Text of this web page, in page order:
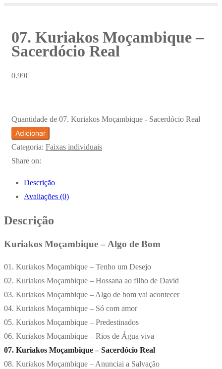
07. Kuriakos Moçambique –
Sacerdócio Real
0.99€
Quantidade de 07. Kuriakos Moçambique - Sacerdócio Real
Adicionar
Categoria: Faixas individuais
Share on:
Descrição
Avaliações (0)
Descrição
Kuriakos Moçambique – Algo de Bom
01. Kuriakos Moçambique – Tenho um Desejo
02. Kuriakos Moçambique – Hossana ao filho de David
03. Kuriakos Moçambique – Algo de bom vai acontecer
04. Kuriakos Moçambique – Só com amor
05. Kuriakos Moçambique – Predestinados
06. Kuriakos Moçambique – Rios de Água viva
07. Kuriakos Moçambique – Sacerdócio Real
08. Kuriakos Moçambique – Anunciai a Salvação